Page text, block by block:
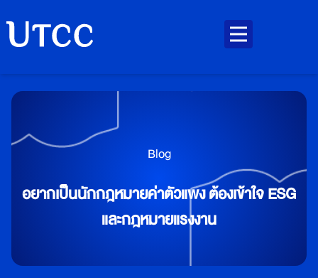
Blog
อยากเป็นนักกฎหมายค่าตัวแพง ต้องเข้าใจ ESG
และกฎหมายแรงงาน